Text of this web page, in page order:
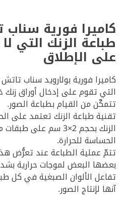
كاميرا فورية
طباعة الزنك التي
على الإطلاق
كاميرا فورية بولارويد سناب
التي تقوم على إدخال أوراق
تتمكّن من القيام بطباعة الصور.
تقنية طباعة الزنك تعتمد على
الزنك بحجم 2×3 سم على
الحساسة للحرارة.
تتمّ عملية الطباعة عند تعرُّض
بعضها البعض لموجات حرارية
تفاعل الألوان الصبغية في كل
آنها لإنتاج الصور.